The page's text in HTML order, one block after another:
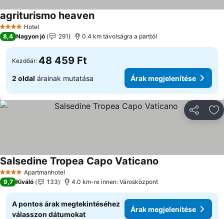
4 KategóriaHotel
agriturismo heaven
8,4 Nagyon jó 291 0.4 km távolságra a parttól
Kezdőár: 48 459 Ft
2 oldal árainak mutatása Árak megjelenítése
4 KategóriaApartmanhotel
Salsedine Tropea Capo Vaticano
9,7 Kiváló 133 4.0 km-re innen: Városközpont
A pontos árak megtekintéséhez
válasszon dátumokat
Árak megjelenítése